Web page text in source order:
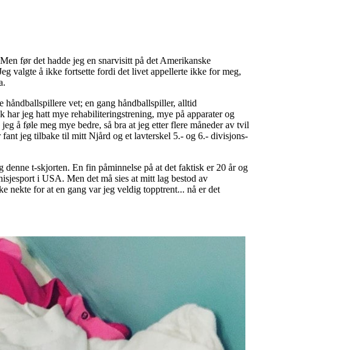
før det hadde jeg en snarvisitt på det Amerikanske
valgte å ikke fortsette fordi det livet appellerte ikke for meg,
håndballspillere vet; en gang håndballspiller, alltid
jeg hatt mye rehabiliteringstrening, mye på apparater og
å føle meg mye bedre, så bra at jeg etter flere måneder av tvil
fant jeg tilbake til mitt Njård og et lavterskel 5.- og 6.- divisjons-
t-skjorten. En fin påminnelse på at det faktisk er 20 år og
i USA. Men det må sies at mitt lag bestod av
nekte for at en gang var jeg veldig topptrent... nå er det